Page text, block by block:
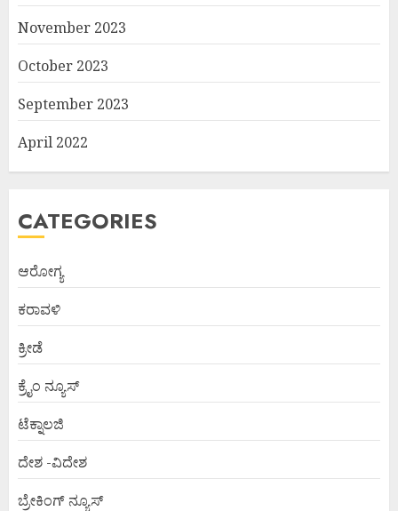
November 2023
October 2023
September 2023
April 2022
CATEGORIES
ಆರೋಗ್ಯ
ಕರಾವಳಿ
ಕ್ರೀಡೆ
ಕ್ರೈಂ ನ್ಯೂಸ್
ಟೆಕ್ನಾಲಜಿ
ದೇಶ -ವಿದೇಶ
ಬ್ರೇಕಿಂಗ್ ನ್ಯೂಸ್